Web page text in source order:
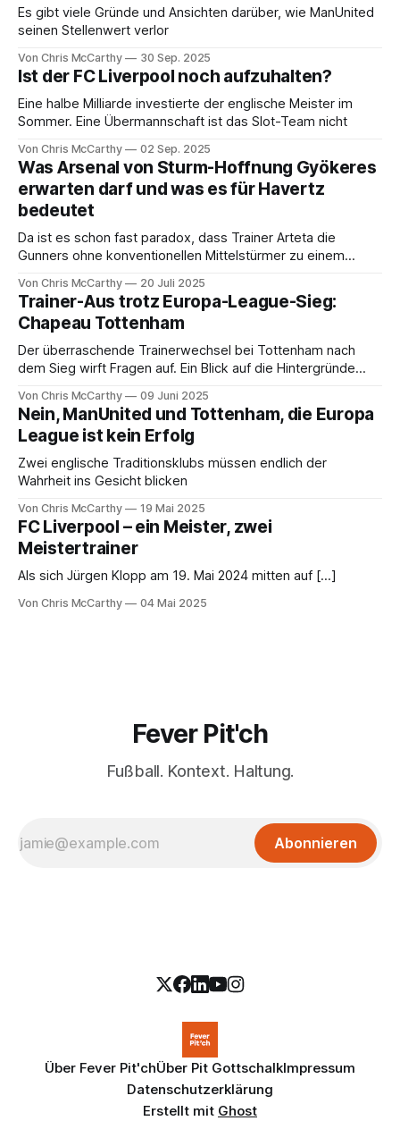
Es gibt viele Gründe und Ansichten darüber, wie ManUnited
seinen Stellenwert verlor
Von Chris McCarthy 30 Sep. 2025
Ist der FC Liverpool noch aufzuhalten?
Eine halbe Milliarde investierte der englische Meister im
Sommer. Eine Übermannschaft ist das Slot-Team nicht
Von Chris McCarthy 02 Sep. 2025
Was Arsenal von Sturm-Hoffnung Gyökeres
erwarten darf und was es für Havertz
bedeutet
Da ist es schon fast paradox, dass Trainer Arteta die
Gunners ohne konventionellen Mittelstürmer zu einem
Von Chris McCarthy 20 Juli 2025
Trainer-Aus trotz Europa-League-Sieg:
Chapeau Tottenham
Der überraschende Trainerwechsel bei Tottenham nach
dem Sieg wirft Fragen auf. Ein Blick auf die Hintergründe
Von Chris McCarthy 09 Juni 2025
Nein, ManUnited und Tottenham, die Europa
League ist kein Erfolg
Zwei englische Traditionsklubs müssen endlich der
Wahrheit ins Gesicht blicken
Von Chris McCarthy 19 Mai 2025
FC Liverpool – ein Meister, zwei
Meistertrainer
Als sich Jürgen Klopp am 19. Mai 2024 mitten auf [...]
Von Chris McCarthy 04 Mai 2025
Fever Pit'ch
Fußball. Kontext. Haltung.
Abonnieren
Über Fever Pit'chÜber Pit GottschalkImpressum
Datenschutzerklärung
Erstellt mit Ghost